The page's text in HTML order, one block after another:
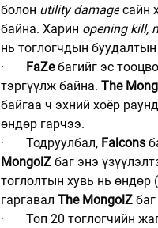
болон utility damage сайн
байна. Харин opening kill,
нь тоглогчдын
·
FaZe багийг эс
тэргүүлж байна. The
байгаа ч эхний хоёр
өндөр гарчээ.
·       Тодруулбал, Falcons
MongolZ баг энэ
тоглолтын хувь нь өндөр
гаргавал The MongolZ
·       Топ 20 тоглогчийн